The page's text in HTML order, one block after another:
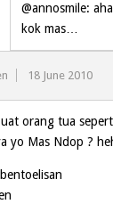
@annosmile:
kok mas…
18 June 2010
orang tua
yo Mas Ndop ?